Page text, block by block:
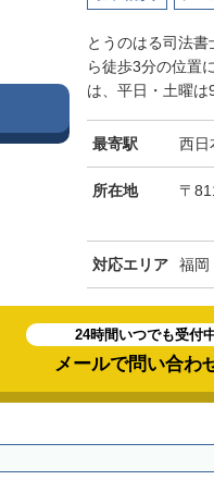
とうのはる司法
ら徒歩3分の位置
は、平日・土曜
最寄駅 西日
所在地 〒
対応エリア 福岡
24時間いつでも受付
メールで問い合わ